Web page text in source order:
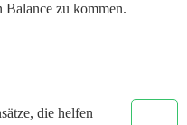
Balance zu kommen.
die helfen